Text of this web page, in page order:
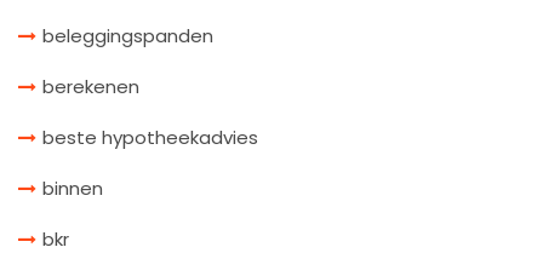
beleggingspanden
berekenen
beste hypotheekadvies
binnen
bkr